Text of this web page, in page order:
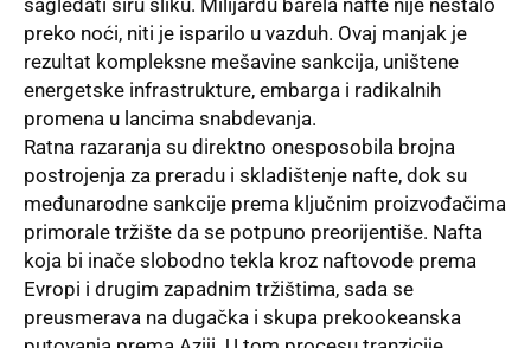
sagledati širu sliku. Milijardu barela nafte nije nestalo
preko noći, niti je isparilo u vazduh. Ovaj manjak je
rezultat kompleksne mešavine sankcija, uništene
energetske infrastrukture, embarga i radikalnih
promena u lancima snabdevanja.
Ratna razaranja su direktno onesposobila brojna
postrojenja za preradu i skladištenje nafte, dok su
međunarodne sankcije prema ključnim proizvođačima
primorale tržište da se potpuno preorijentiše. Nafta
koja bi inače slobodno tekla kroz naftovode prema
Evropi i drugim zapadnim tržištima, sada se
preusmerava na dugačka i skupa prekookeanska